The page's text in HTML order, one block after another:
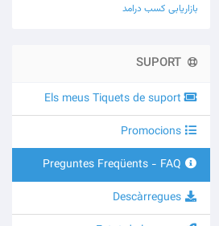
بازاریابی کسب درامد
Els meus Tiquets de suport
Promocions
Descàrregues